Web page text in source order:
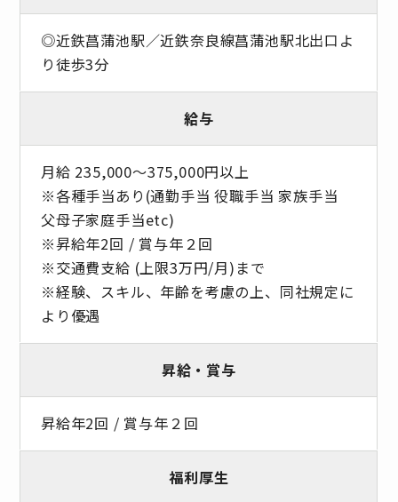
◎近鉄菖蒲池駅／近鉄奈良線菖蒲池駅北出口よ
り徒歩3分
給与
月給 235,000～375,000円以上
※各種手当あり(通勤手当 役職手当 家族手当
父母子家庭手当etc)
※昇給年2回 / 賞与年２回
※交通費支給 (上限3万円/月)まで
※経験、スキル、年齢を考慮の上、同社規定に
より優遇
昇給・賞与
昇給年2回 / 賞与年２回
福利厚生